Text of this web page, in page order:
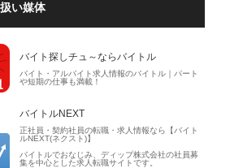
い媒体
バイト探しチュ～ならバイトル
バイト・アルバイト求人情報のバイトル｜パート
や短期の仕事も満載！
バイトルNEXT
正社員・契約社員の転職・求人情報なら【バイト
ルNEXT(ネクスト)】
バイトルでおなじみ、ディップ株式会社の社員募
集を中心とした求人転職サイトです。